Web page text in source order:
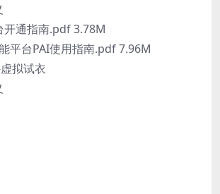
通指南.pdf 3.78M
平台PAI使用指南.pdf 7.96M
拟试衣